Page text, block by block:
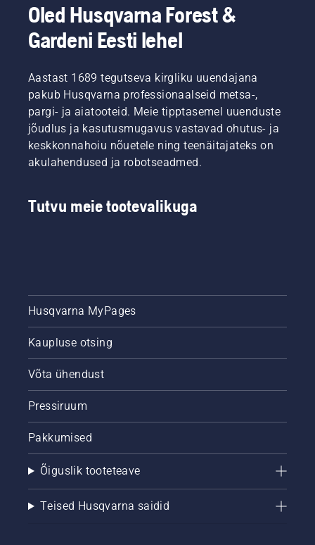
Oled Husqvarna Forest &
Gardeni Eesti lehel
Aastast 1689 tegutseva kirgliku uuendajana
pakub Husqvarna professionaalseid metsa-,
pargi- ja aiatooteid. Meie tipptasemel uuenduste
jõudlus ja kasutusmugavus vastavad ohutus- ja
keskkonnahoiu nõuetele ning teenäitajateks on
akulahendused ja robotseadmed.
Tutvu meie tootevalikuga
Husqvarna MyPages
Kaupluse otsing
Võta ühendust
Pressiruum
Pakkumised
Õiguslik tooteteave
Teised Husqvarna saidid